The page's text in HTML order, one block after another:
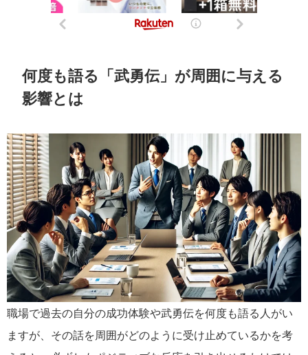
何度も語る「武勇伝」が周囲に与える
影響とは
職場で過去の自分の成功体験や武勇伝を何度も語る人がい
ますが、その話を周囲がどのように受け止めているかを考